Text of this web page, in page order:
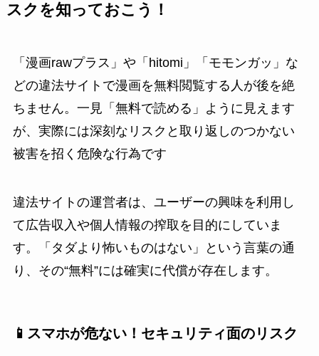
スクを知っておこう！
「漫画rawプラス」や「hitomi」「モモンガッ」な
どの違法サイトで漫画を無料閲覧する人が後を絶
ちません。一見「無料で読める」ように見えます
が、実際には深刻なリスクと取り返しのつかない
被害を招く危険な行為です
違法サイトの運営者は、ユーザーの興味を利用し
て広告収入や個人情報の搾取を目的にしていま
す。「タダより怖いものはない」という言葉の通
り、その“無料”には確実に代償が存在します。
📱スマホが危ない！セキュリティ面のリスク